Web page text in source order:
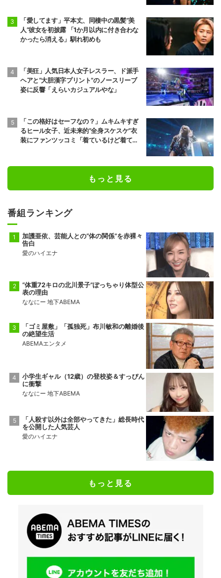
「愛してます」平本丈、同棲中の黒髪“美
人”彼女を初披露 「1か月以内に付き合わな
かったら消える」馴れ初めも
「美狂」人気日本人女子レスラー、ド派手
ヘアと“大胆漢字プリント”のノースリーブ
姿に反響「えらいカジュアルやな」
「この格好はセーフなの？」ムキムキすぎ
るヒール女子、近未来的“全身スケスケ”衣
装にファンツッコミ「着ているけど着てい
もっと見る
番組ランキング
加護亜依、芸能人との“体の関係”を赤裸々
告白
愛のハイエナ
“体重72キロの北川景子”ぽっちゃり体型公
表の理由
ななにー 地下ABEMA
「ゴミ屋敷」「孤独死」布川敏和の離婚後
の絶望生活
ABEMAエンタメ
小学生ギャル（12歳）の登校姿＆すっぴん
に衝撃
ななにー 地下ABEMA
「人殺す以外は全部やってきた」総長時代
を公開した人気芸人
愛のハイエナ
もっと見る